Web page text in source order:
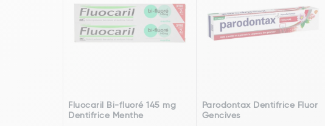
Fluocaril Bi-fluoré 145 mg
Dentifrice Menthe
Parodontax Dentifrice Fluor
Gencives